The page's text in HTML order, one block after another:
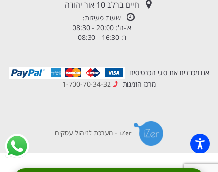
חיים ברלב 10 אור יהודה
שעות פעילות:
א'-ה': 20:00 - 08:30
ו': 16:30 - 08:30
אנו מכבדים את סוגי הכרטיסים
מרכז הזמנות
iZer - מערכת לניהול עסקים
×